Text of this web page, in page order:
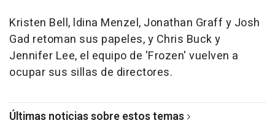
Kristen Bell, ldina Menzel, Jonathan Graff y Josh
Gad retoman sus papeles, y Chris Buck y
Jennifer Lee, el equipo de 'Frozen' vuelven a
ocupar sus sillas de directores.
Últimas noticias sobre estos temas